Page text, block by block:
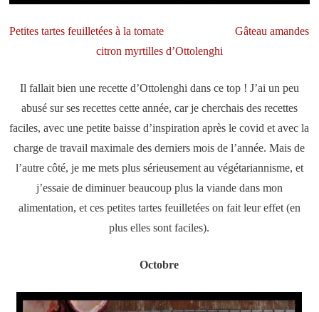
Petites tartes feuilletées à la tomate
Gâteau amandes
citron myrtilles d’Ottolenghi
Il fallait bien une recette d’Ottolenghi dans ce top ! J’ai un peu
abusé sur ses recettes cette année, car je cherchais des recettes
faciles, avec une petite baisse d’inspiration après le covid et avec la
charge de travail maximale des derniers mois de l’année. Mais de
l’autre côté, je me mets plus sérieusement au végétariannisme, et
j’essaie de diminuer beaucoup plus la viande dans mon
alimentation, et ces petites tartes feuilletées on fait leur effet (en
plus elles sont faciles).
Octobre